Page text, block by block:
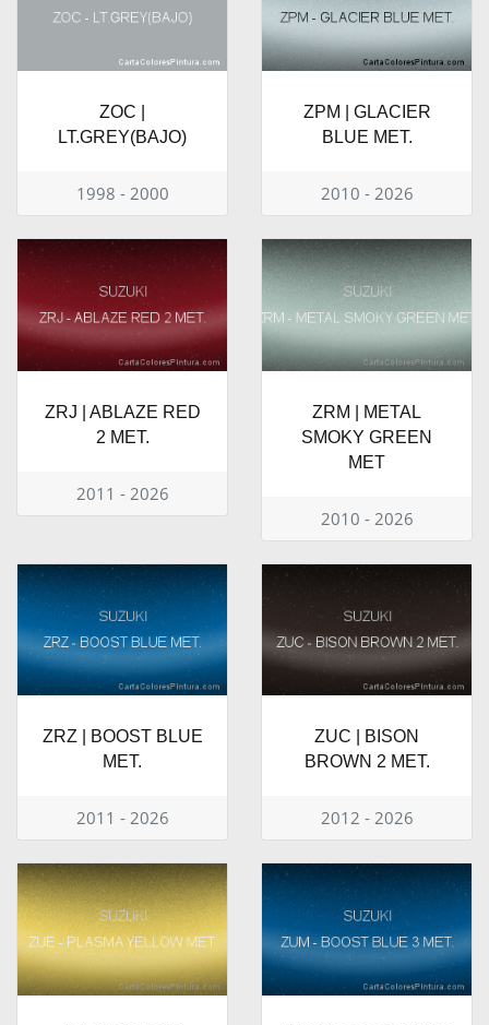
ZOC |
LT.GREY(BAJO)
1998 - 2000
ZPM | GLACIER
BLUE MET.
2010 - 2026
ZRJ | ABLAZE RED
2 MET.
2011 - 2026
ZRM | METAL
SMOKY GREEN
MET
2010 - 2026
ZRZ | BOOST BLUE
MET.
2011 - 2026
ZUC | BISON
BROWN 2 MET.
2012 - 2026